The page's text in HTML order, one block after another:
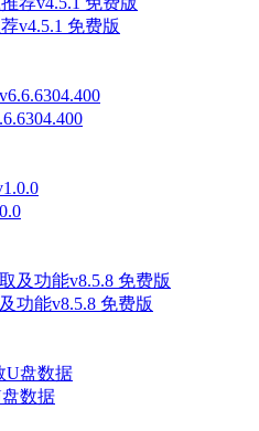
v4.5.1 免费版
功能v8.5.8 免费版
数据